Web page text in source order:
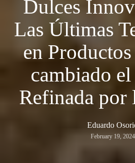
Dulces
Las Últimas
en
cambiado
Refinada por
Eduardo
February 19, 2024